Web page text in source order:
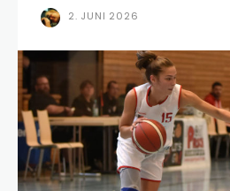
2. JUNI 2026